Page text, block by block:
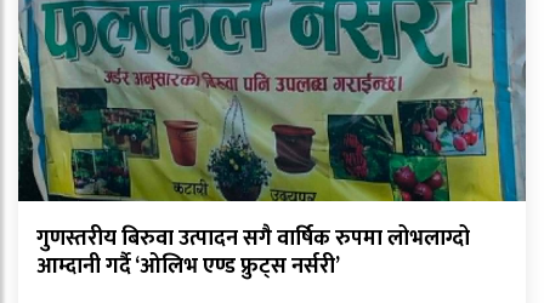
गुणस्तरीय बिरुवा उत्पादन सगै वार्षिक रुपमा लोभलाग्दो
आम्दानी गर्दै ‘ओलिभ एण्ड फ्रुट्स नर्सरी’